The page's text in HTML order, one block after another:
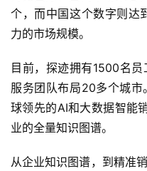
个，而中国这个数字则达
力的市场规模。
目前，探迹拥有1500名员
服务团队布局20多个城
球领先的AI和大数据智能
业的全量知识图谱。
从企业知识图谱，到精准